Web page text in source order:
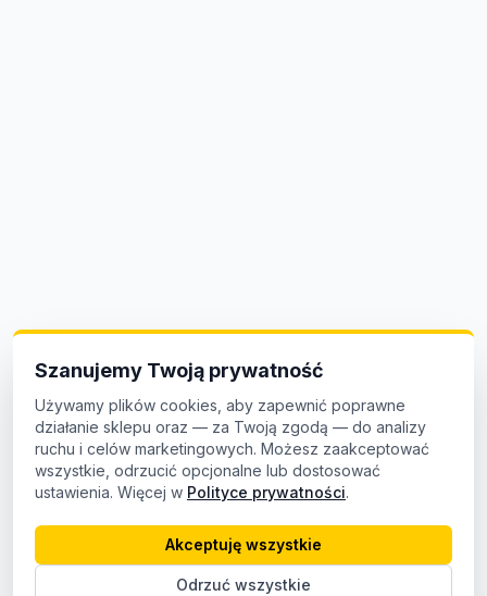
Szanujemy Twoją prywatność
Używamy plików cookies, aby zapewnić poprawne
działanie sklepu oraz — za Twoją zgodą — do analizy
ruchu i celów marketingowych. Możesz zaakceptować
wszystkie, odrzucić opcjonalne lub dostosować
ustawienia. Więcej w Polityce prywatności.
Odrzuć wszystkie
Akceptuję wszystkie